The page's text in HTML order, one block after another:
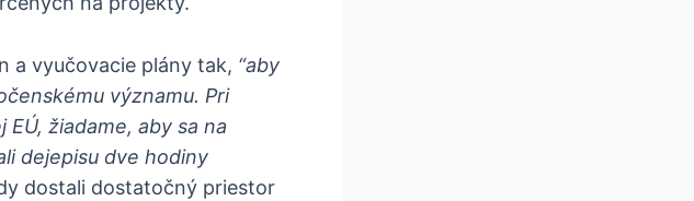
a vyučovacie plány tak, “aby
významu. Pri
žiadame, aby sa na
dejepisu dve hodiny
dostali dostatočný priestor